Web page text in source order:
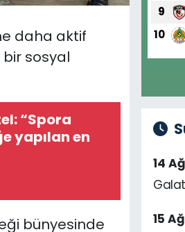
daha aktif
sosyal
“Spora
yapılan en
bünyesinde
9
10
14
15